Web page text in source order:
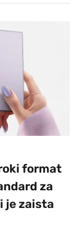
format
za
je zaista